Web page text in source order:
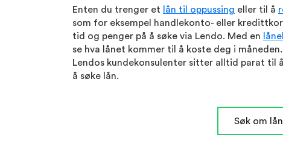
Enten du trenger et lån til oppussing eller til å
som for eksempel handlekonto- eller
tid og penger på å søke via Lendo. Med en
se hva lånet kommer til å koste deg i måneden.
Lendos kundekonsulenter sitter alltid parat til
å søke lån.
Søk om